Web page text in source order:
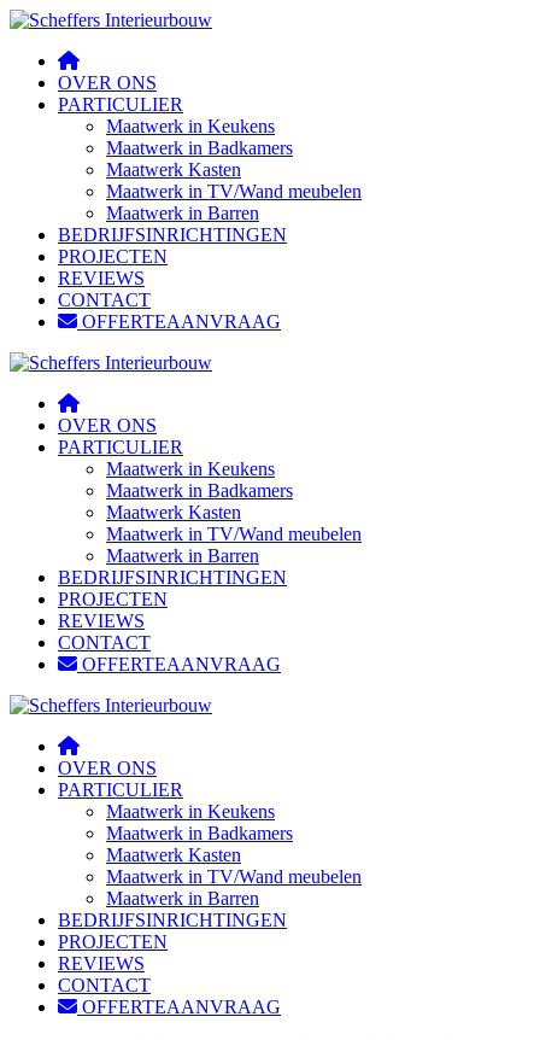
OVER ONS
PARTICULIER
Maatwerk in Keukens
Maatwerk in Badkamers
Maatwerk Kasten
Maatwerk in TV/Wand meubelen
Maatwerk in Barren
BEDRIJFSINRICHTINGEN
PROJECTEN
REVIEWS
CONTACT
OFFERTEAANVRAAG
OVER ONS
PARTICULIER
Maatwerk in Keukens
Maatwerk in Badkamers
Maatwerk Kasten
Maatwerk in TV/Wand meubelen
Maatwerk in Barren
BEDRIJFSINRICHTINGEN
PROJECTEN
REVIEWS
CONTACT
OFFERTEAANVRAAG
OVER ONS
PARTICULIER
Maatwerk in Keukens
Maatwerk in Badkamers
Maatwerk Kasten
Maatwerk in TV/Wand meubelen
Maatwerk in Barren
BEDRIJFSINRICHTINGEN
PROJECTEN
REVIEWS
CONTACT
OFFERTEAANVRAAG